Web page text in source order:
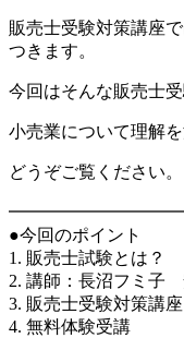
販売士受験対策講座
つきます。
今回はそんな販売士
小売業について理解
どうぞご覧ください。
●今回のポイント
1. 販売士試験とは？
2. 講師：長沼フミ子
3. 販売士受験対策講
4. 無料体験受講